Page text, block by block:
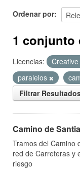
Ordenar por
1 conjunto
Licencias:
paralelos
Filtrar
Camino de
Tramos del Camino
red de Carreteras y
riesgo